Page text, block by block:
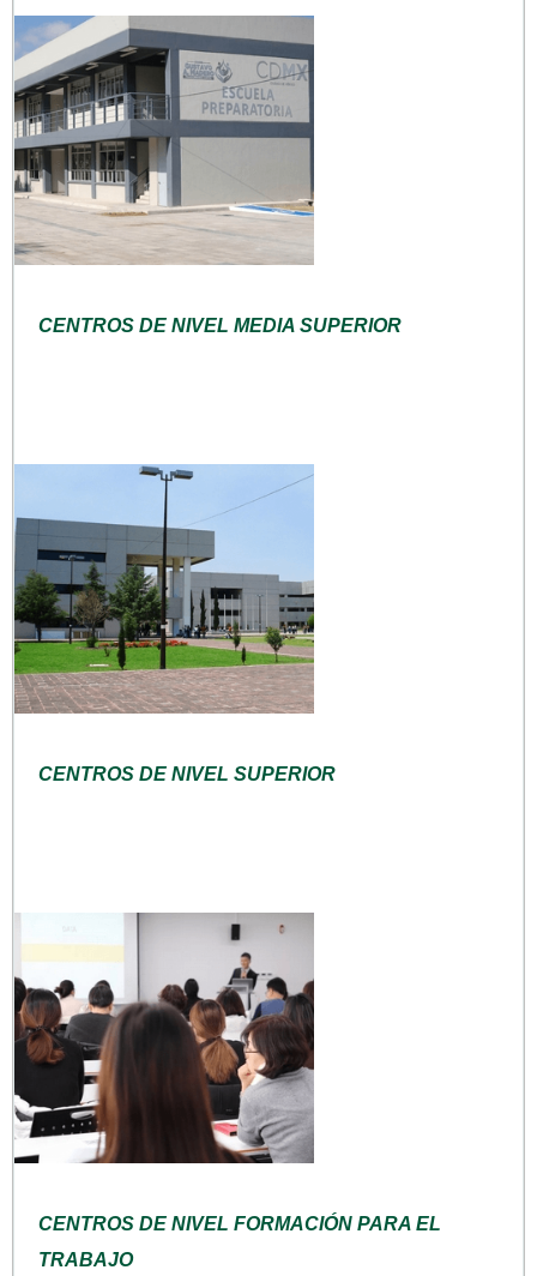
CENTROS DE NIVEL MEDIA SUPERIOR
CENTROS DE NIVEL SUPERIOR
CENTROS DE NIVEL FORMACIÓN PARA EL
TRABAJO